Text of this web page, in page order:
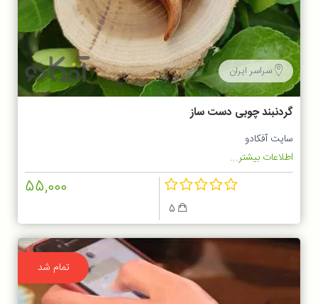
سراسر ایران
گردنبند چوبی دست ساز
سایت آفکادو
اطلاعات بیشتر...
5
55,000
تمام شد